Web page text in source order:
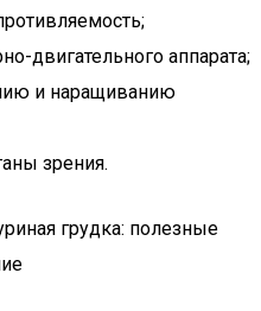
двигательного аппарата;
и наращиванию
зрения.
грудка: полезные